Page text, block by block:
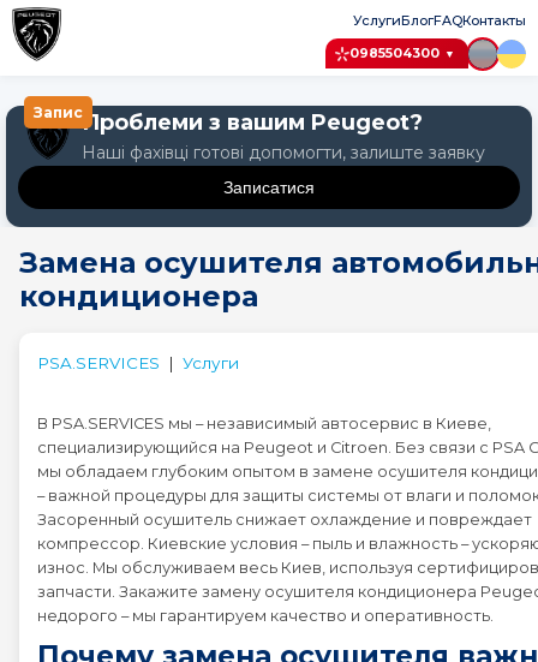
УслугиБлогFAQКонтакты
0985504300 ▼
Проблеми з вашим Peugeot?
Наші фахівці готові допомогти, залиште заявку
Записатися
Запис
Крок 2: Послуга
Крок 3: Дата
Peugeot 107
Peugeot 2008
Замена осушителя
кондиционера
PSA.SERVICES | Услуги
В PSA.SERVICES мы – независимый автосервис в Киеве,
специализирующийся на Peugeot и Citroen. Без связи с PSA
мы обладаем глубоким опытом в замене осушителя
– важной процедуры для защиты системы от влаги и
Засоренный осушитель снижает охлаждение и повреждает
компрессор. Киевские условия – пыль и влажность –
износ. Мы обслуживаем весь Киев, используя
запчасти. Закажите замену осушителя кондиционера
недорого – мы гарантируем качество и оперативность.